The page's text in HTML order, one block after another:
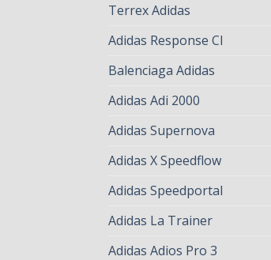
Terrex Adidas
Adidas Response Cl
Balenciaga Adidas
Adidas Adi 2000
Adidas Supernova
Adidas X Speedflow
Adidas Speedportal
Adidas La Trainer
Adidas Adios Pro 3